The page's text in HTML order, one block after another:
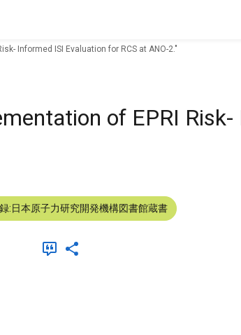
Informed ISI Evaluation for RCS at ANO-2."
of EPRI
:日本原子力研究開発機構図書館蔵書